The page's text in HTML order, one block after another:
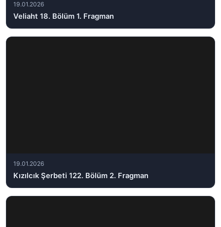
19.01.2026
Veliaht 18. Bölüm 1. Fragman
19.01.2026
Kızılcık Şerbeti 122. Bölüm 2. Fragman